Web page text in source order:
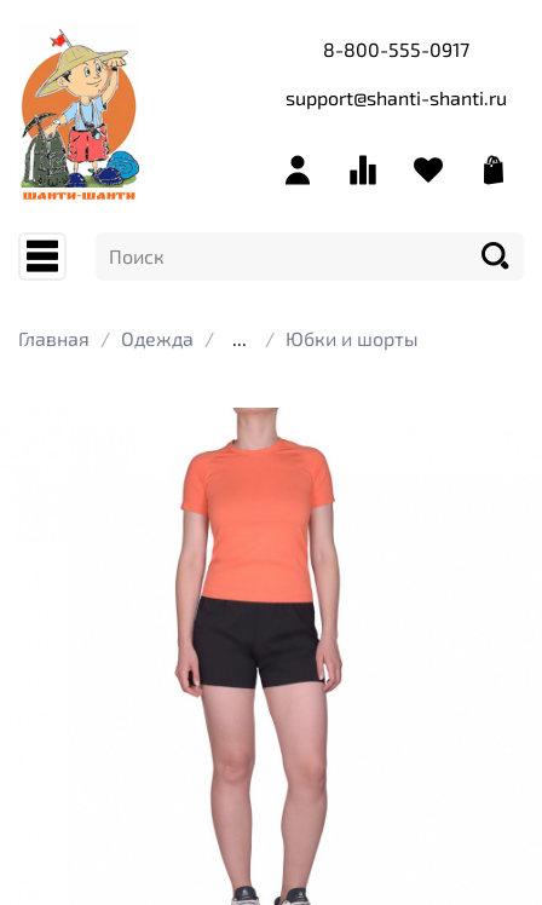
8-800-555-0917
support@shanti-shanti.ru
Главная Одежда Юбки и шорты